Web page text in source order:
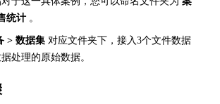
统计 。
> 数据集 对应文件夹下，接入3个文件数据
处理的原始数据。